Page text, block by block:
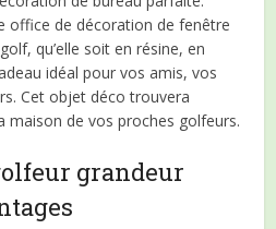
office de décoration de fenêtre
qu’elle soit en résine, en
idéal pour vos amis, vos
Cet objet déco trouvera
maison de vos proches golfeurs.
grandeur